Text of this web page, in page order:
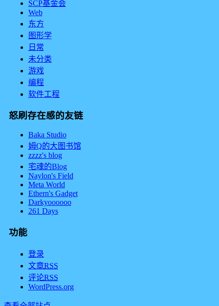
SCP基金会
Web
东方
图形学
日常
未分类
游戏
编程
软件工程
怒刷存在感的友链
Baka Studio
姆Q的大图书馆
zzzz's blog
宅魂的Blog
Naylon's Field
Meta World
Ethern's Gadget
Darkyoooooo
261 Days
功能
登录
文章RSS
评论RSS
WordPress.org